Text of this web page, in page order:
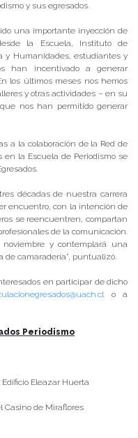
y sus egresados.
una importante inyección de
la Escuela, Instituto de
y Humanidades, estudiantes y
han incentivado a generar
los últimos meses nos hemos
y otras actividades – en su
nos han permitido generar
a la colaboración de la Red de
en la Escuela de Periodismo se
décadas de nuestra carrera
encuentro, con la intención de
se reencuentren, compartan
de la comunicación.
y contemplará una
camaradería”, puntualizó.
en participar de dicho
o a
Periodismo
Eleazar Huerta
Casino de Miraflores